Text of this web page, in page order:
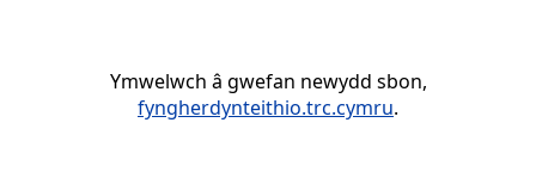
Ymwelwch â gwefan newydd sbon,
fyngherdynteithio.trc.cymru.